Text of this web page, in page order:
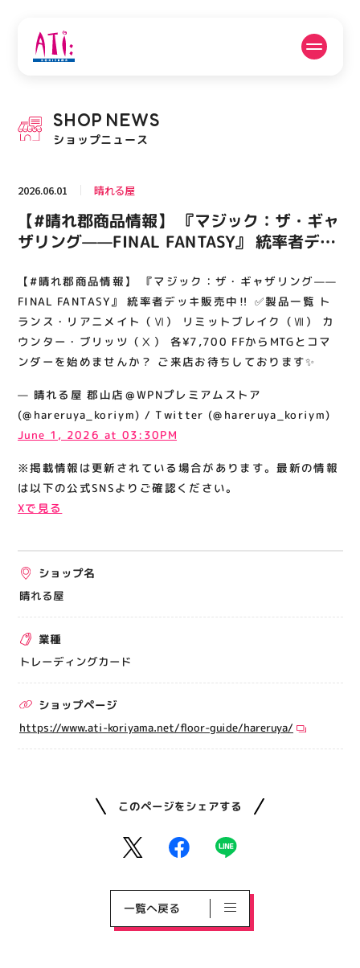
PICK UP NEWS
ピックアップニュース
フロアガイド 営業時間
ACCESS
アクセス・駐車場
RECRUIT
スタッフ募集
関連情報
お知らせ
お問い合わせ
サイトポリシー
運営会社
出店をご検討の方へ
催事出店募集
アティビジョンについて
SHOP NEWS
ショップニュース
2026.06.01 晴れる屋
【#晴れ郡商品情報】 『マジック：ザ・ギャ
ザリング——FINAL FANTASY』 統率者デッ
イト（Ⅵ） リミットブレイク（Ⅶ） カウン
ター・ブリッツ（Ⅹ） 各¥7,700 FFから
MTGとコマンダーを始めませんか？ ご来店
お待ちしております✨
【#晴れ郡商品情報】 『マジック：ザ・ギャザリング——
FINAL FANTASY』 統率者デッキ販売中‼️ ✅製品一覧 ト
ランス・リアニメイト（Ⅵ） リミットブレイク（Ⅶ） カ
ウンター・ブリッツ（Ⅹ） 各¥7,700 FFからMTGとコマ
ンダーを始めませんか？ ご来店お待ちしております✨
— 晴れる屋 郡山店＠WPNプレミアムストア
(@hareruya_koriym) / Twitter (@hareruya_koriym)
June 1, 2026 at 03:30PM
※掲載情報は更新されている場合があります。最新の情報
は以下の公式SNSよりご確認ください。
Xで見る
ショップ名
晴れる屋
業種
トレーディングカード
ショップページ
https://www.ati-koriyama.net/floor-guide/hareruya/
このページをシェアする
一覧へ戻る